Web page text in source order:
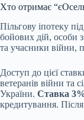
Хто отримає
Пільгову іпотеку
бойових дій, особи
та учасники війни,
Доступ до цієї
ветеранів війни та
України. Ставка
кредитування. Після